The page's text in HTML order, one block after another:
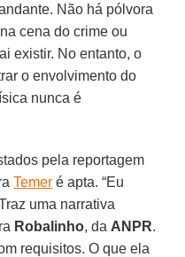
Não há pólvora
cena do crime ou
existir. No entanto, o
o envolvimento do
nunca é
pela reportagem
Temer é apta. “Eu
uma narrativa
Robalinho, da ANPR.
requisitos. O que ela